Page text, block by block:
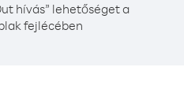
hívás” lehetőséget a
fejlécében